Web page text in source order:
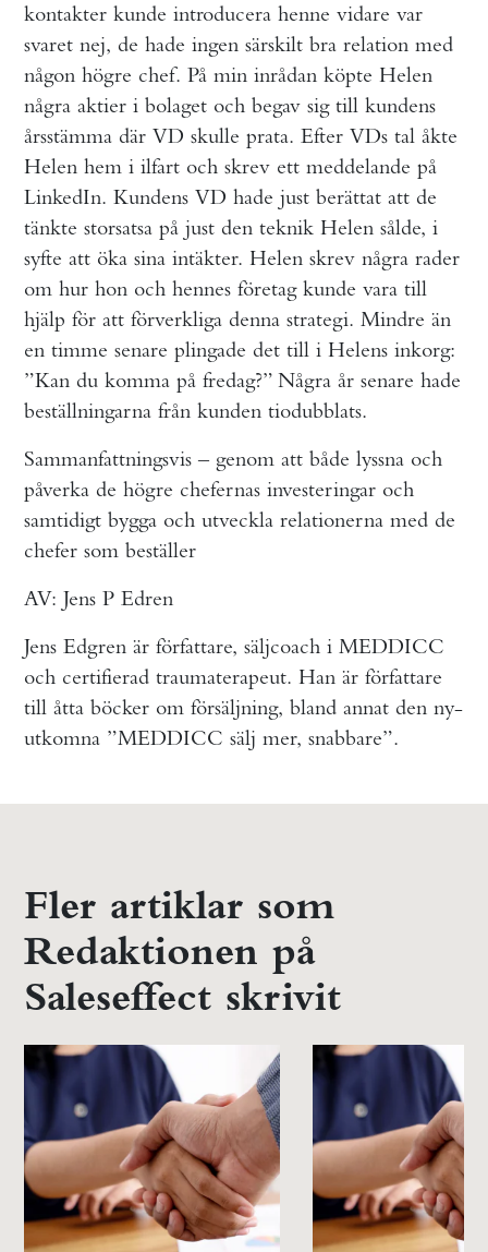
kontakter kunde introducera henne vidare var
svaret nej, de hade ingen särskilt bra relation med
någon högre chef. På min inrådan köpte Helen
några aktier i bolaget och begav sig till kundens
årsstämma där VD skulle prata. Efter VDs tal åkte
Helen hem i ilfart och skrev ett meddelande på
LinkedIn. Kundens VD hade just berättat att de
tänkte storsatsa på just den teknik Helen sålde, i
syfte att öka sina intäkter. Helen skrev några rader
om hur hon och hennes företag kunde vara till
hjälp för att förverkliga denna strategi. Mindre än
en timme senare plingade det till i Helens inkorg:
”Kan du komma på fredag?” Några år senare hade
beställningarna från kunden tiodubblats.
Sammanfattningsvis – genom att både lyssna och
påverka de högre chefernas investeringar och
samtidigt bygga och utveckla relationerna med de
chefer som beställer
AV: Jens P Edren
Jens Edgren är författare, säljcoach i MEDDICC
och certifierad traumaterapeut. Han är författare
till åtta böcker om försäljning, bland annat den ny-
utkomna ”MEDDICC sälj mer, snabbare”.
Fler artiklar som
Redaktionen på
Saleseffect skrivit